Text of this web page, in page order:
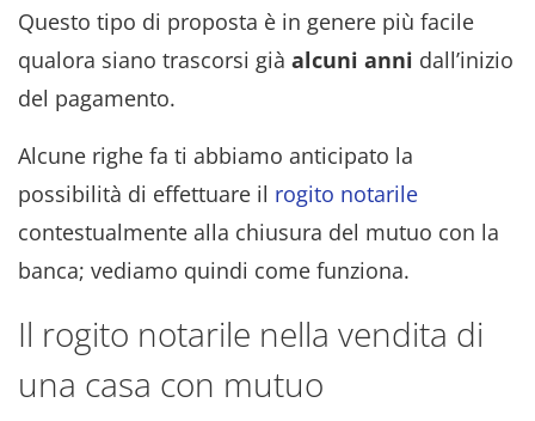
Questo tipo di proposta è in genere più facile
qualora siano trascorsi già alcuni anni dall’inizio
del pagamento.
Alcune righe fa ti abbiamo anticipato la
possibilità di effettuare il rogito notarile
contestualmente alla chiusura del mutuo con la
banca; vediamo quindi come funziona.
Il rogito notarile nella vendita di
una casa con mutuo